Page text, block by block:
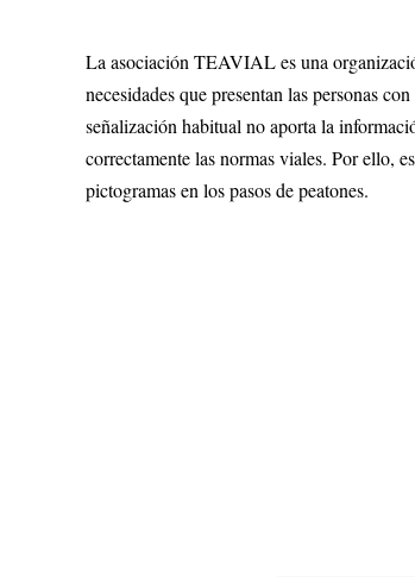
La asociación TEAVIAL es una
necesidades que presentan las personas
señalización habitual no aporta la
correctamente las normas viales. Por ello,
pictogramas en los pasos de peatones.